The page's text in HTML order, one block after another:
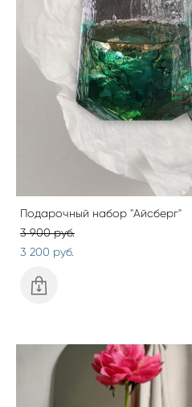
Подарочный набор "Айсберг"
3 900 pуб.
3 200 pуб.